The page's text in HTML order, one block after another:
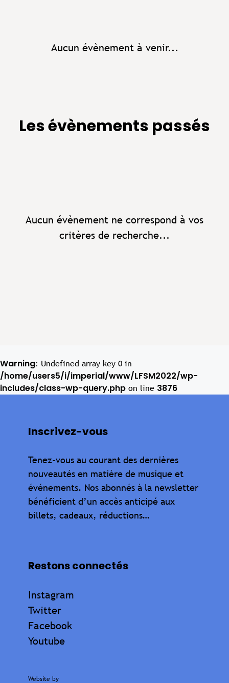
Aucun évènement à venir...
Les évènements passés
Aucun évènement ne correspond à vos
critères de recherche...
Warning: Undefined array key 0 in
/home/users5/i/imperial/www/LFSM2022/wp-
includes/class-wp-query.php on line 3876
Inscrivez-vous
Tenez-vous au courant des dernières
nouveautés en matière de musique et
événements. Nos abonnés à la newsletter
bénéficient d’un accès anticipé aux
billets, cadeaux, réductions…
Restons connectés
Instagram
Twitter
Facebook
Youtube
Website by